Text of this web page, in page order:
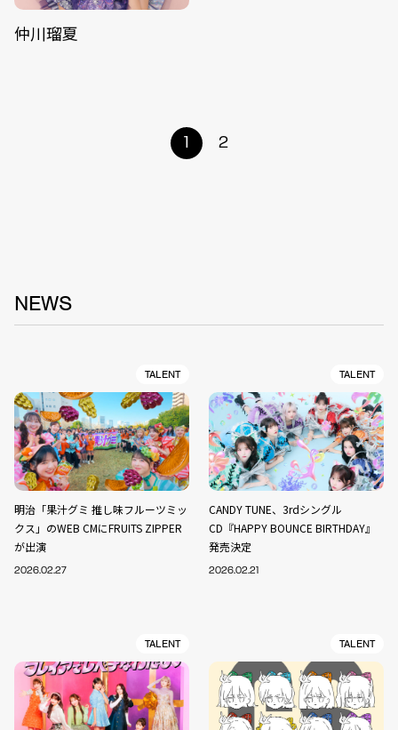
仲川瑠夏
1 2
NEWS
TALENT
明治「果汁グミ 推し味フルーツミッ
クス」のWEB CMにFRUITS ZIPPER
が出演
2026.02.27
TALENT
CANDY TUNE、3rdシングル
CD『HAPPY BOUNCE BIRTHDAY』
発売決定
2026.02.21
TALENT TALENT